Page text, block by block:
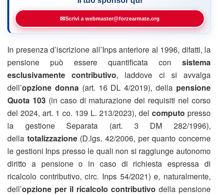
✉Scrivi a webmaster@forzearmate.org
In presenza d’iscrizione all’Inps anteriore al 1996, difatti, la
pensione può essere quantificata con sistema
esclusivamente contributivo, laddove ci si avvalga
dell’opzione donna (art. 16 DL 4/2019), della pensione
Quota 103(in caso di maturazione dei requisiti nel corso
del 2024, art. 1 co. 139 L. 213/2023), del computo presso
la gestione Separata (art. 3 DM 282/1996),
della totalizzazione (D.lgs. 42/2006, per quanto concerne
le gestioni Inps presso le quali non si raggiunge autonomo
diritto a pensione o in caso di richiesta espressa di
ricalcolo contributivo, circ. Inps 54/2021) e, naturalmente,
dell’opzione per il ricalcolo contributivo della pensione